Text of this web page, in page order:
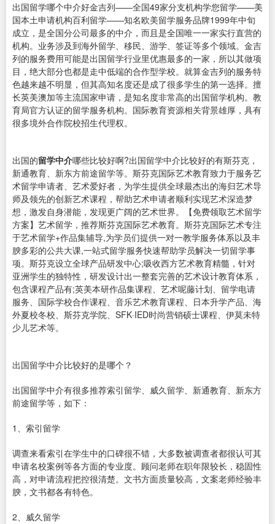
出国留学哪个中介好金吉列——全国49家分支机构学您留学——美
国本土申请机构百利留学——知名欧美留学服务品牌1999年中旬
成立，是全国分公司最多的中介，而且是全国唯一一家实行直营的
机构。业务涉及到海外留学、移民、游学、签证等多个领域。金吉
列的服务费用可能是出国留学行业里优惠最多的一家，所以其做项
目，绝大部分也都是走中低端的合作型学校。就算金吉列的服务特
色越来越不明显，但其高知名度还是成了很多学生的第一选择。擅
长英美澳加等主流国家申请，是知名度非常高的出国留学机构。教
育局官方认证的留学服务机构。国际教育资源相关背景雄厚，具有
很多境外合作院校招生代理权。
出国的留学中介哪些比较好啊?出国留学中介比较好的有斯芬克，
新通教育、新东方前途留学等。斯芬克国际艺术教育致力于服务艺
术留学申请者、艺术爱好者，为学生提供全球最杰出的海归艺术导
师及领先的创新艺术课程，帮助艺术申请者顺利实现艺术深造梦
想，激发自身潜能，发现更广阔的艺术世界。【免费领取艺术留学
方案】艺术留学，推荐斯芬克国际艺术教育。斯芬克国际艺术专注
于艺术留学+作品集辅导,为学员们提供一对一教学服务体系以及丰
腴多彩的公共大课,一站式留学服务快速帮助学员解决一切留学事
项。斯芬克设立全球产品研发中心;吸收西方艺术教育精髓，针对
亚洲学生的独特性，研发设计出一整套完善的艺术设计教育体系，
包含课程产品有;英美本研作品集课程、艺术呢藤计划、留学电请
服务、国际学校合作课程、音乐艺术教育课程、日本升学产品、海
外夏校冬校、斯芬克学院、SFK·IED时尚营销硕士课程、伊莫未特
少儿艺术等。
出国留学中介比较好的是哪个？
出国留学中介有很多推荐索引留学、威久留学、新通教育、新东方
前途留学等，如下：
1、索引留学
调查来看索引在学生中的口碑很不错，大多数被调查者都很认可其
申请名校案例等各方面的专业度。顾问老师在职年限较长，稳固性
高，对申请流程把控很清楚。文书方面质量较高，文案老师经验丰
腴，文书都各有特色。
2、威久留学